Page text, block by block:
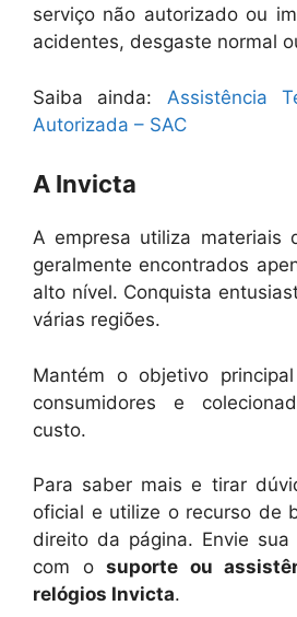
serviço não autorizado ou
acidentes, desgaste normal
Saiba ainda: Assistência
Autorizada – SAC
A Invicta
A empresa utiliza materiais
geralmente encontrados
alto nível. Conquista
várias regiões.
Mantém o objetivo
consumidores e
custo.
Para saber mais e tirar
oficial e utilize o recurso de
direito da página. Envie
com o suporte ou
relógios Invicta.